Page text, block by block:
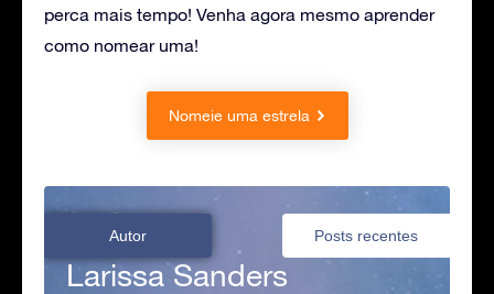
perca mais tempo! Venha agora mesmo aprender
como nomear uma!
Nomeie uma estrela
Autor Posts recentes
Larissa Sanders